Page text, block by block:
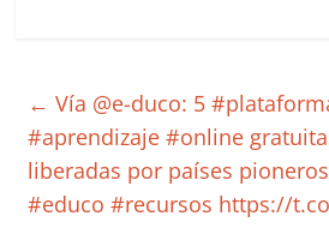
← Vía @e-duco: 5
#aprendizaje #online
liberadas por países
#educo #recursos https://